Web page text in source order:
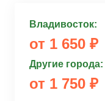
Владивосток:
от 1 650 ₽
Другие города:
от 1 750 ₽